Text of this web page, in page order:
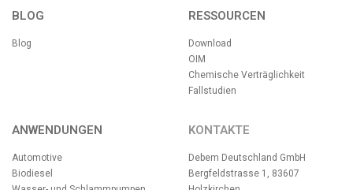
BLOG
Blog
RESSOURCEN
Download
OIM
Chemische Verträglichkeit
Fallstudien
ANWENDUNGEN
Automotive
Biodiesel
KONTAKTE
Debem Deutschland GmbH
Bergfeldstrasse 1, 83607